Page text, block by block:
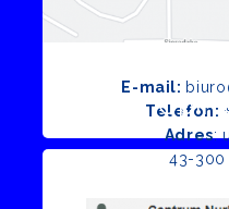
E-mail:
Telefon:
Adres:
43-300